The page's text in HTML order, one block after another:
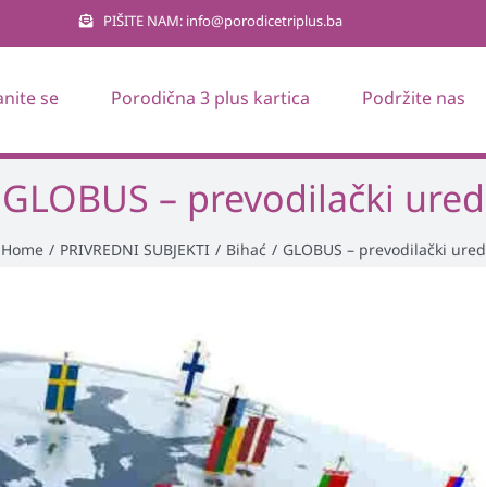
PIŠITE NAM: info@porodicetriplus.ba
se Porodična 3 plus kartica Podržite nas
GLOBUS – prevodilački ured
Home / PRIVREDNI SUBJEKTI / Bihać / GLOBUS – prevodilački ured